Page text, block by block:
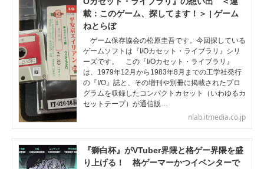
載：このゲーム、探してます！＞ | ゲーム
ねとらぼ
ゲーム保存協会の松原圭吾です。今回探している
ゲームソフトは『I/Oカセット・ライブラリ』シリ
ーズです。 この『I/Oカセット・ライブラリ』
は、1979年12月から1983年8月までの工学社発行
の『I/O』誌と、その増刊や別冊に掲載されたプロ
グラムを収録したコンパクトカセット（いわゆるカ
セットテープ）が通信販…
nlab.itmedia.co.jp
『獅白杯』がVTuber界隈と格ゲー界隈を盛
り上げる！ 格ゲーマーかつイベンターで